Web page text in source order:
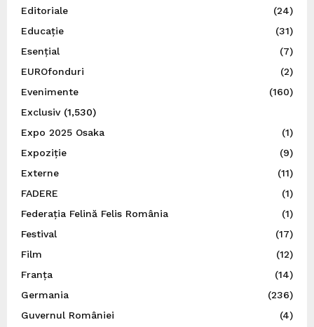
Editoriale
(24)
Educație
(31)
Esențial
(7)
EUROfonduri
(2)
Evenimente
(160)
Exclusiv(1,530)
Expo 2025 Osaka
(1)
Expoziție
(9)
Externe
(11)
FADERE
(1)
Federația Felină Felis România
(1)
Festival
(17)
Film
(12)
Franța
(14)
Germania
(236)
Guvernul României
(4)